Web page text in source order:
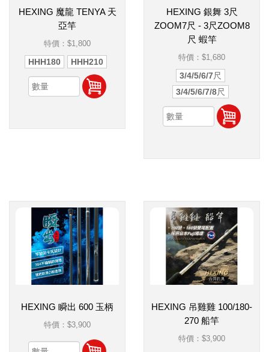
HEXING 魔龍 TENYA 天
亞竿
特價： $1,800
HHH180 HHH210
HEXING 銀舞 3尺
ZOOM7尺 - 3尺ZOOM8
尺 蝦竿
特價： $1,680
3/4/5/6/7尺
3/4/5/6/7/8尺
HEXING 瞬出 600 玉柄
特價： $3,900
HEXING 吊雞雞 100/180-
270 船竿
特價： $3,900